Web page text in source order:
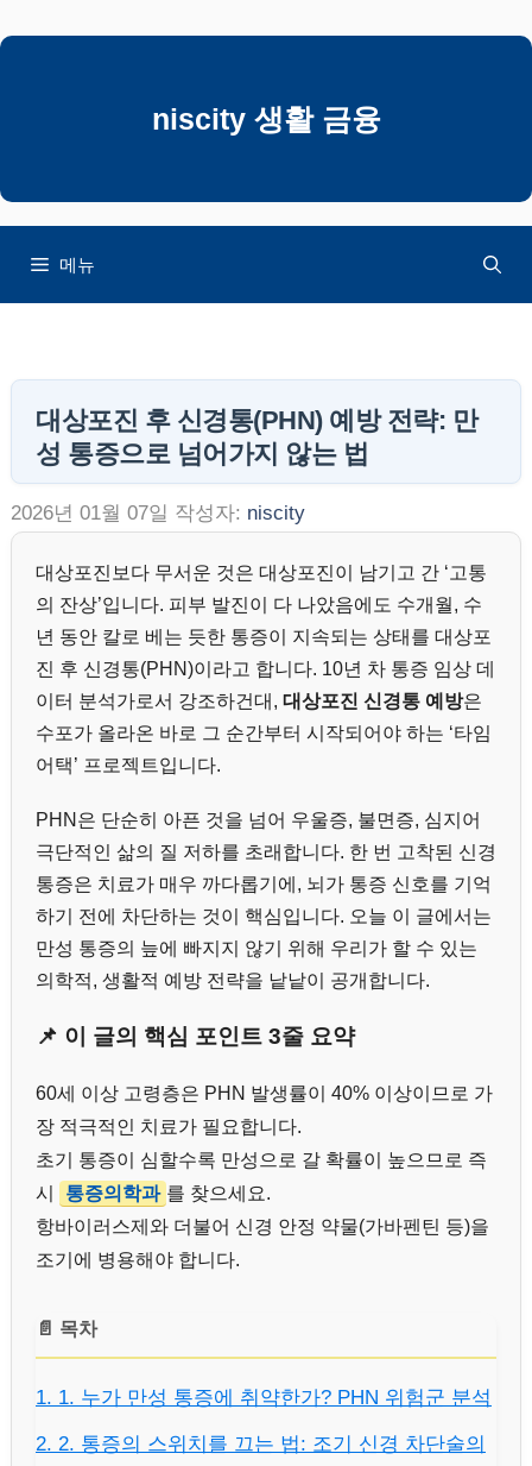
텐
뛰
niscity 생활 금융
메뉴
대상포진 후 신경통(PHN) 예방 전략: 만
성 통증으로 넘어가지 않는 법
2026년 01월 07일 작성자: niscity
대상포진보다 무서운 것은 대상포진이 남기고 간 ‘고통
의 잔상’입니다. 피부 발진이 다 나았음에도 수개월, 수
년 동안 칼로 베는 듯한 통증이 지속되는 상태를 대상포
진 후 신경통(PHN)이라고 합니다. 10년 차 통증 임상 데
이터 분석가로서 강조하건대, 대상포진 신경통 예방은
수포가 올라온 바로 그 순간부터 시작되어야 하는 ‘타임
어택’ 프로젝트입니다.
PHN은 단순히 아픈 것을 넘어 우울증, 불면증, 심지어
극단적인 삶의 질 저하를 초래합니다. 한 번 고착된 신경
통증은 치료가 매우 까다롭기에, 뇌가 통증 신호를 기억
하기 전에 차단하는 것이 핵심입니다. 오늘 이 글에서는
만성 통증의 늪에 빠지지 않기 위해 우리가 할 수 있는
의학적, 생활적 예방 전략을 낱낱이 공개합니다.
📌 이 글의 핵심 포인트 3줄 요약
60세 이상 고령층은 PHN 발생률이 40% 이상이므로 가
장 적극적인 치료가 필요합니다.
초기 통증이 심할수록 만성으로 갈 확률이 높으므로 즉
시
통증의학과 를 찾으세요.
항바이러스제와 더불어 신경 안정 약물(가바펜틴 등)을
조기에 병용해야 합니다.
📄 목차
1. 1. 누가 만성 통증에 취약한가? PHN 위험군 분석
2. 2. 통증의 스위치를 끄는 법: 조기 신경 차단술의